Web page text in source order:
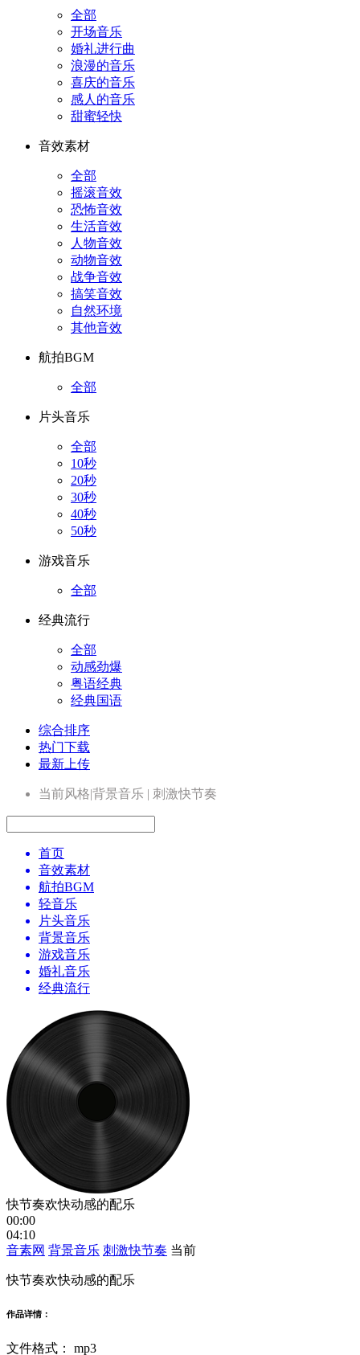
全部
开场音乐
婚礼进行曲
浪漫的音乐
喜庆的音乐
感人的音乐
甜蜜轻快
音效素材
全部
摇滚音效
恐怖音效
生活音效
人物音效
动物音效
战争音效
搞笑音效
自然环境
其他音效
航拍BGM
全部
片头音乐
全部
10秒
20秒
30秒
40秒
50秒
游戏音乐
全部
经典流行
全部
动感劲爆
粤语经典
经典国语
综合排序
热门下载
最新上传
当前风格|背景音乐 | 刺激快节奏
首页
音效素材
航拍BGM
轻音乐
片头音乐
背景音乐
游戏音乐
婚礼音乐
经典流行
快节奏欢快动感的配乐
00:00
04:10
音素网 背景音乐 刺激快节奏 当前
快节奏欢快动感的配乐
作品详情：
文件格式： mp3